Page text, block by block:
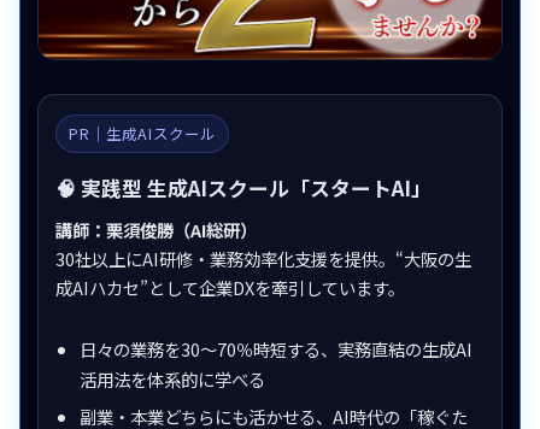
PR｜生成AIスクール
🧠 実践型 生成AIスクール「スタートAI」
講師：栗須俊勝（AI総研）
30社以上にAI研修・業務効率化支援を提供。“大阪の生
成AIハカセ”として企業DXを牽引しています。
日々の業務を30〜70％時短する、実務直結の生成AI
活用法を体系的に学べる
副業・本業どちらにも活かせる、AI時代の「稼ぐた